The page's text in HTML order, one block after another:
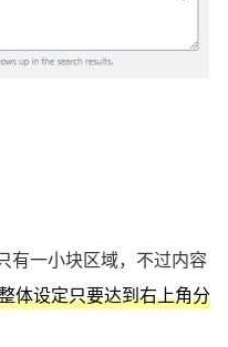
有一小块区域，不过内容
体设定只要达到右上角分